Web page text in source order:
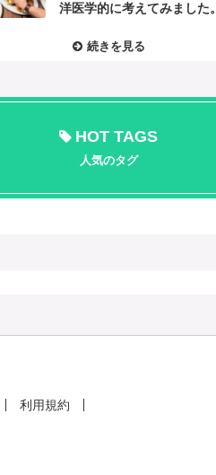
洋医学的に考えてみました。
続きを見る
HOT TAGS
人気のタグ
利用規約